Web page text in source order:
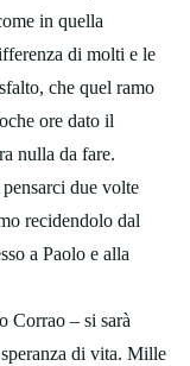
in quella
di molti e le
che quel ramo
ore dato il
nulla da fare.
due volte
recidendolo dal
a Paolo e alla
Corrao – si sarà
di vita. Mille